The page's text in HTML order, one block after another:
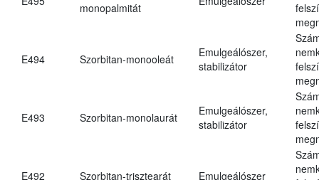
monopalmitát
E494 Szorbitan-monooleát
Emulgeálószer,
stabilizátor
E493 Szorbitan-monolaurát
Emulgeálószer,
stabilizátor
E492 Szorbitan-trisztearát Emulgeálószer